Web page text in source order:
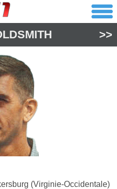
>>
(Virginie-Occidentale)